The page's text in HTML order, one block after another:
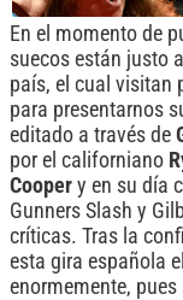
En el momento de
suecos están justo
país, el cual visitan
para presentarnos
editado a través de
por el californiano
Cooper y en su día
Gunners Slash y
críticas. Tras la
esta gira española
enormemente,